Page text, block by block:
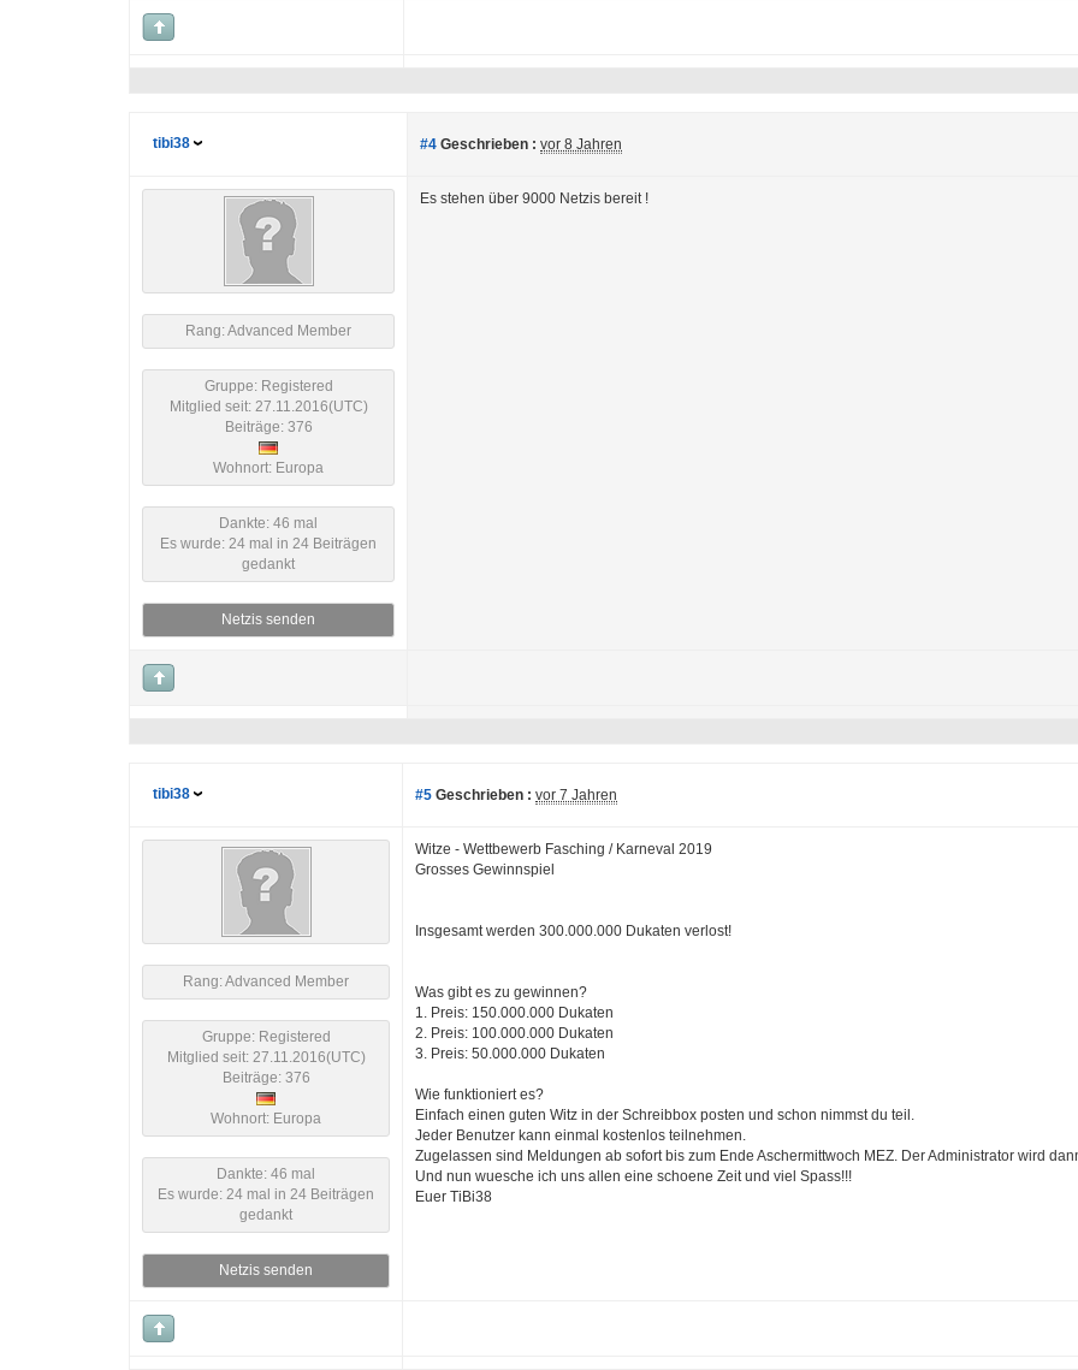
tibi38 #4 Geschrieben : vor 8 Jahren
Rang: Advanced Member
Gruppe: Registered
Mitglied seit: 27.11.2016(UTC)
Beiträge: 376
Wohnort: Europa
Dankte: 46 mal
Es wurde: 24 mal in 24 Beiträgen
gedankt
Netzis senden
Es stehen über 9000 Netzis bereit !
tibi38 #5 Geschrieben : vor 7 Jahren
Rang: Advanced Member
Gruppe: Registered
Mitglied seit: 27.11.2016(UTC)
Beiträge: 376
Wohnort: Europa
Dankte: 46 mal
Es wurde: 24 mal in 24 Beiträgen
gedankt
Netzis senden
Witze - Wettbewerb Fasching / Karneval 2019
Grosses Gewinnspiel
Insgesamt werden 300.000.000 Dukaten verlost!
Was gibt es zu gewinnen?
1. Preis: 150.000.000 Dukaten
2. Preis: 100.000.000 Dukaten
3. Preis: 50.000.000 Dukaten
Wie funktioniert es?
Einfach einen guten Witz in der Schreibbox posten und schon nimmst du teil.
Jeder Benutzer kann einmal kostenlos teilnehmen.
Zugelassen sind Meldungen ab sofort bis zum Ende Aschermittwoch MEZ. Der Administrator wird
Und nun wuesche ich uns allen eine schoene Zeit und viel Spass!!!
Euer TiBi38